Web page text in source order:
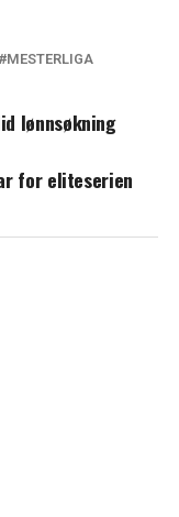
MESTERLIGA
lønnsøkning
for eliteserien